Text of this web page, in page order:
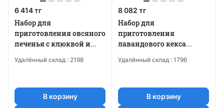
6 414 тг
Набор для
приготовления овсяного
печенья с клюквой и
Удалённый склад : 2198
В корзину
8 082 тг
Набор для
приготовления
лавандового кекса
Удалённый склад : 1796
В корзину